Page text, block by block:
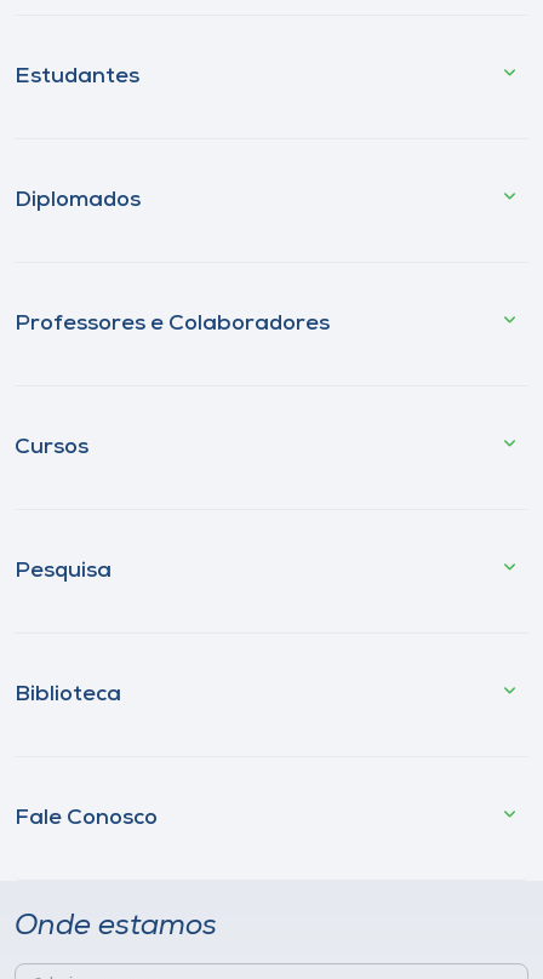
Estudantes
Diplomados
Professores e Colaboradores
Cursos
Pesquisa
Biblioteca
Fale Conosco
Onde estamos